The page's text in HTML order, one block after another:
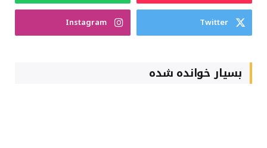
Twitter
Instagram
بسیار خوانده شده